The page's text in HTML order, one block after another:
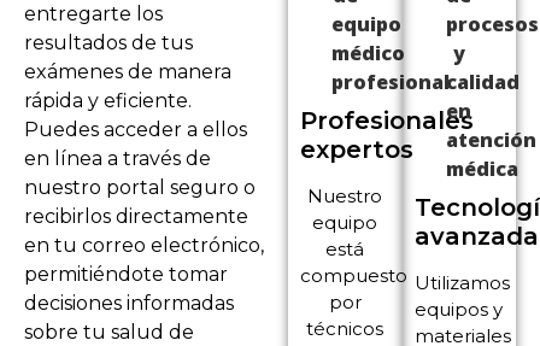
entregarte los
resultados de tus
exámenes de manera
rápida y eficiente.
Puedes acceder a ellos
en línea a través de
nuestro portal seguro o
recibirlos directamente
en tu correo electrónico,
permitiéndote tomar
decisiones informadas
sobre tu salud de
Profesionales
expertos
Nuestro
equipo
está
compuesto
por
técnicos
avanzada
Utilizamos
equipos y
materiales